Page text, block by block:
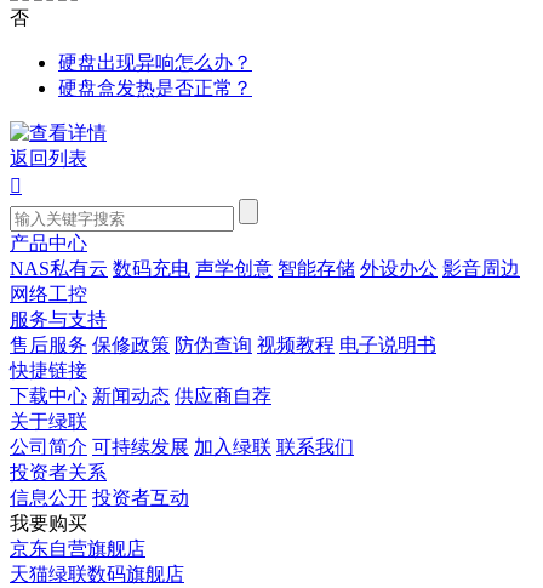
否
硬盘出现异响怎么办？
硬盘盒发热是否正常？
返回列表

产品中心
NAS私有云 数码充电 声学创意 智能存储 外设办公 影音周边
网络工控
服务与支持
售后服务 保修政策 防伪查询 视频教程 电子说明书
快捷链接
下载中心 新闻动态 供应商自荐
关于绿联
公司简介 可持续发展 加入绿联 联系我们
投资者关系
信息公开 投资者互动
我要购买
京东自营旗舰店
天猫绿联数码旗舰店